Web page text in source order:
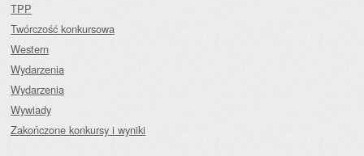
TPP
Twórczość konkursowa
Western
Wydarzenia
Wydarzenia
Wywiady
Zakończone konkursy i wyniki